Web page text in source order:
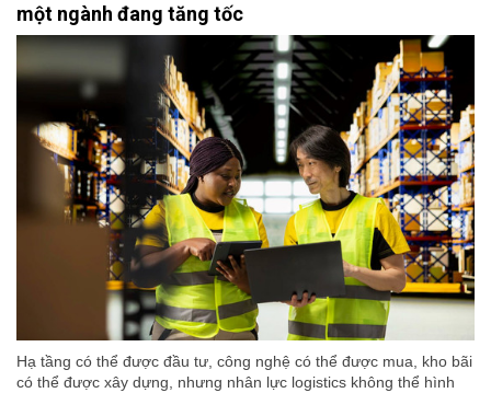
một ngành đang tăng tốc
Hạ tầng có thể được đầu tư, công nghệ có thể được mua, kho bãi
có thể được xây dựng, nhưng nhân lực logistics không thể hình